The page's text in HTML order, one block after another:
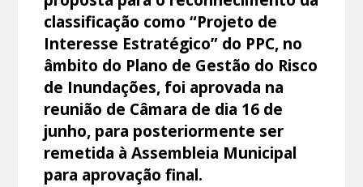
classificação como “Projeto de
Interesse Estratégico” do PPC, no
âmbito do Plano de Gestão do Risco
de Inundações, foi aprovada na
reunião de Câmara de dia 16 de
junho, para posteriormente ser
remetida à Assembleia Municipal
para aprovação final.